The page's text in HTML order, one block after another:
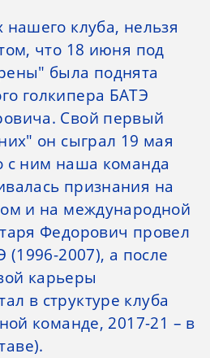
нашего клуба, нельзя
что 18 июня под
была поднята
голкипера БАТЭ
Свой первый
он сыграл 19 мая
с ним наша команда
признания на
и на международной
Федорович провел
(1996-2007), а после
карьеры
в структуре клуба
команде, 2017-21 – в